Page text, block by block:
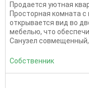
Продается уютная
Просторная комната
открывается вид во
мебелью, что
Санузел совмещенный,
Собственник